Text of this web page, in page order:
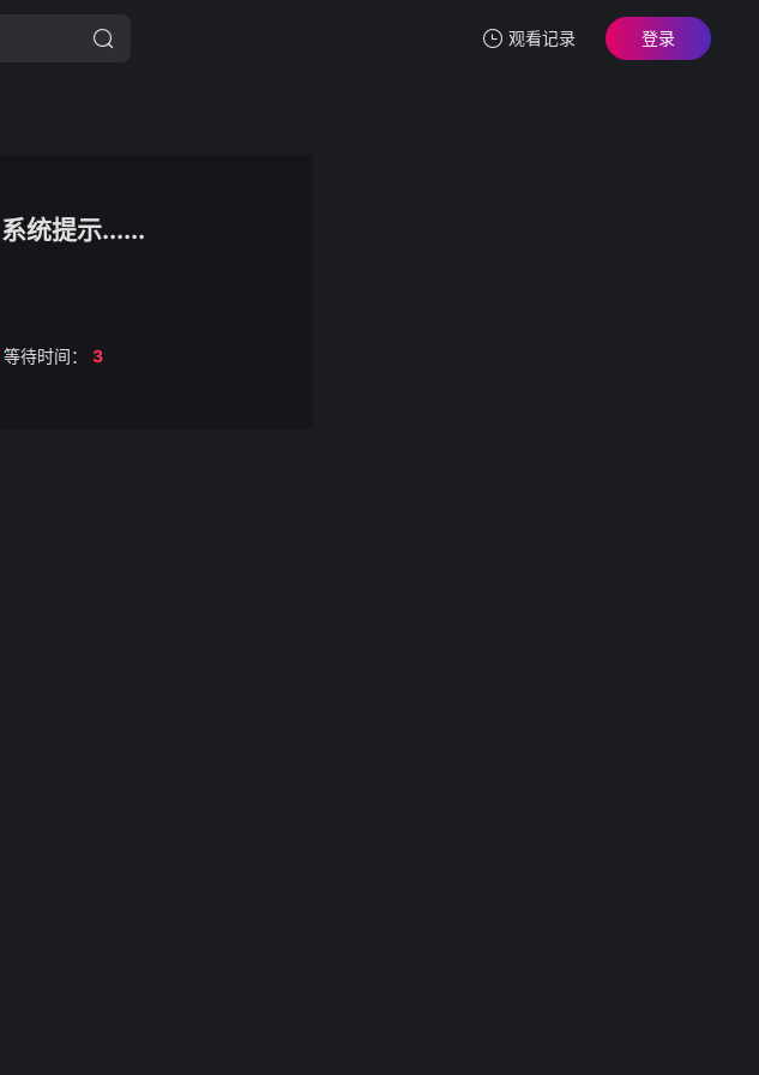
观看记录 登录
系统提示......
等待时间： 3